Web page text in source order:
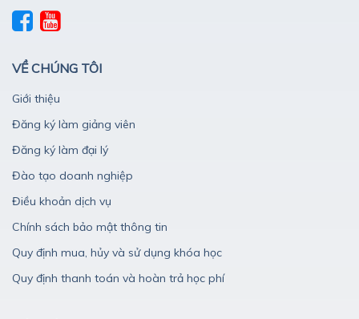
VỀ CHÚNG TÔI
Giới thiệu
Đăng ký làm giảng viên
Đăng ký làm đại lý
Đào tạo doanh nghiệp
Điều khoản dịch vụ
Chính sách bảo mật thông tin
Quy định mua, hủy và sử dụng khóa học
Quy định thanh toán và hoàn trả học phí